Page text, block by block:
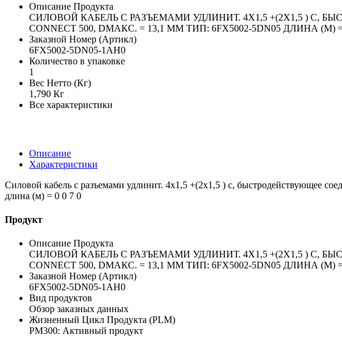
Описание Продукта
СИЛОВОЙ КАБЕЛЬ С РАЗЪЕМАМИ УДЛИНИТ. 4X1,5 +(2X1,5 ) C,
CONNECT 500, DМАКС. = 13,1 ММ ТИП: 6FX5002-5DN05 ДЛИНА (М) =
Заказной Номер (Артикл)
6FX5002-5DN05-1AH0
Количество в упаковке
1
Вес Нетто (Кг)
1,790 Кг
Все характеристики
Описание
Характеристики
Силовой кабель с разъемами удлинит. 4x1,5 +(2x1,5 ) c, быстродействующее
длина (м) = 0 0 7 0
Продукт
Описание Продукта
СИЛОВОЙ КАБЕЛЬ С РАЗЪЕМАМИ УДЛИНИТ. 4X1,5 +(2X1,5 ) C,
CONNECT 500, DМАКС. = 13,1 ММ ТИП: 6FX5002-5DN05 ДЛИНА (М) =
Заказной Номер (Артикл)
6FX5002-5DN05-1AH0
Вид продуктов
Обзор заказных данных
Жизненный Цикл Продукта (PLM)
PM300: Активный продукт